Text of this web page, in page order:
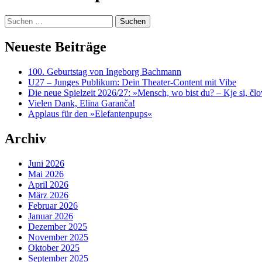
Suchen
nach:
Neueste Beiträge
100. Geburtstag von Ingeborg Bachmann
U27 – Junges Publikum: Dein Theater-Content mit Vibe
Die neue Spielzeit 2026/27: »Mensch, wo bist du? – Kje si,
Vielen Dank, Elīna Garanča!
Applaus für den »Elefantenpups«
Archiv
Juni 2026
Mai 2026
April 2026
März 2026
Februar 2026
Januar 2026
Dezember 2025
November 2025
Oktober 2025
September 2025